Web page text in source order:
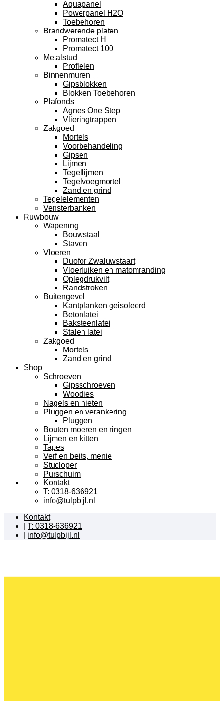
Aquapanel
Powerpanel H2O
Toebehoren
Brandwerende platen
Promatect H
Promatect 100
Metalstud
Profielen
Binnenmuren
Gipsblokken
Blokken Toebehoren
Plafonds
Agnes One Step
Vlieringtrappen
Zakgoed
Mortels
Voorbehandeling
Gipsen
Lijmen
Tegellijmen
Tegelvoegmortel
Zand en grind
Tegelelementen
Vensterbanken
Ruwbouw
Wapening
Bouwstaal
Staven
Vloeren
Duofor Zwaluwstaart
Vloerluiken en matomranding
Oplegdrukvilt
Randstroken
Buitengevel
Kantplanken geisoleerd
Betonlatei
Baksteenlatei
Stalen latei
Zakgoed
Mortels
Zand en grind
Shop
Schroeven
Gipsschroeven
Woodies
Nagels en nieten
Pluggen en verankering
Pluggen
Bouten moeren en ringen
Lijmen en kitten
Tapes
Verf en beits, menie
Stucloper
Purschuim
Kontakt
T: 0318-636921
info@tulpbijl.nl
Kontakt
T: 0318-636921
info@tulpbijl.nl